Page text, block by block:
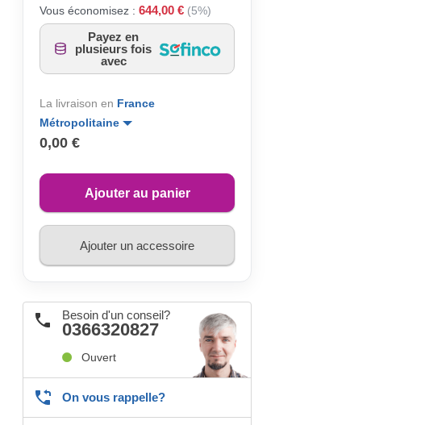
Vous économisez : 644,00 € (5%)
Payez en
plusieurs fois
avec
La livraison en France
Métropolitaine
0,00 €
Ajouter au panier
Ajouter un accessoire
Besoin d'un conseil?
0366320827
Ouvert
On vous rappelle?